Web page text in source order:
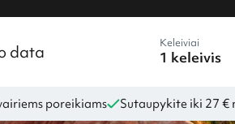
data Keleiviai
poreikiams Sutaupykite iki 27 €